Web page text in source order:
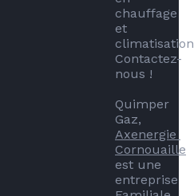
chauffage
et
climatisation
Contactez-
nous !
Quimper
Axenergie
Cornouaille
est une
entreprise